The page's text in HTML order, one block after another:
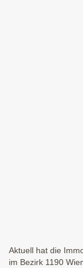
Aktuell hat die
im Bezirk 1190